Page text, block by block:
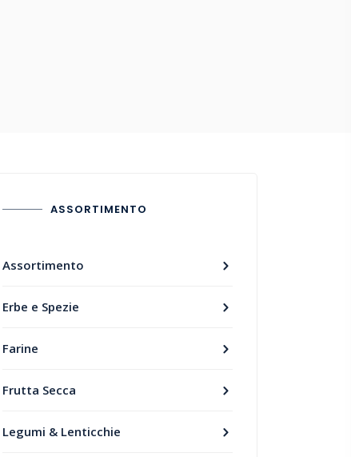
ASSORTIMENTO
Assortimento
Erbe e Spezie
Farine
Frutta Secca
Legumi & Lenticchie